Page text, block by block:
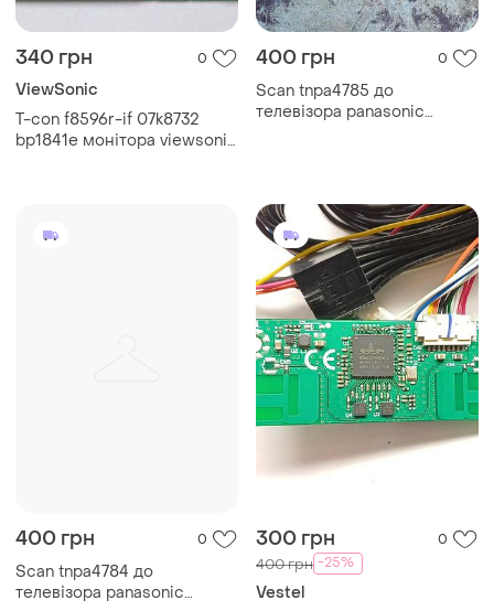
340 грн 0
ViewSonic
T-con f8596r-if 07k8732
bp1841e монітора viewsonic
400 грн 0
Scan tnpa4785 до
телевізора panasonic
400 грн 0
Scan tnpa4784 до
телевізора panasonic
300 грн 0
400 грн -25%
Vestel